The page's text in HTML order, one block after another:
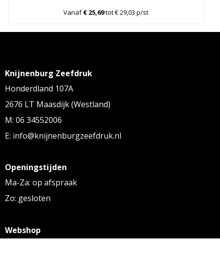
Vanaf€ 25,69tot € 29,03 p/st
Knijnenburg Zeefdruk
Honderdland 107A
2676 LT Maasdijk (Westland)
M: 06 34552006
E: info@knijnenburgzeefdruk.nl
Openingstijden
Ma-Za: op afspraak
Zo: gesloten
Webshop